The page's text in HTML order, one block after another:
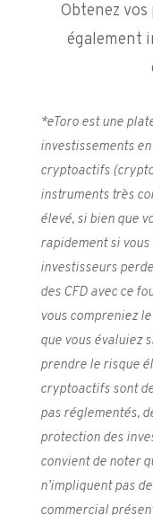
Obtenez vos
également
*eToro est une
investissements
cryptoactifs
instruments très
élevé, si bien que
rapidement si
investisseurs
des CFD avec ce
vous compreniez
que vous évaluiez
prendre le risque
cryptoactifs sont
pas réglementés,
protection des
convient de noter
n’impliquent pas
commercial